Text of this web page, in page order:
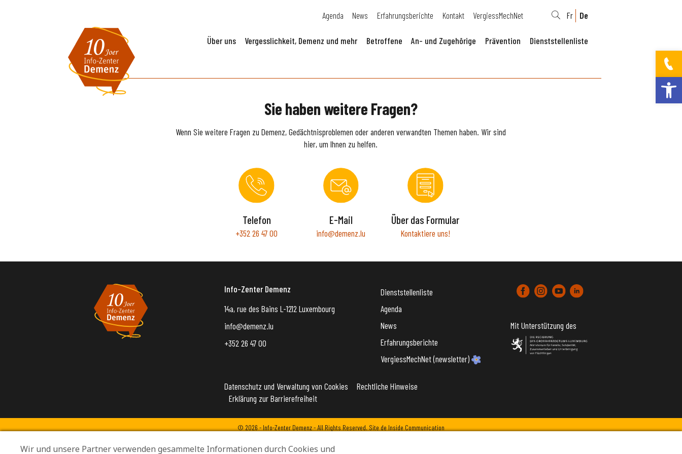
Agenda News Erfahrungsberichte Kontakt VergiessMechNet Fr De
Über uns Vergesslichkeit, Demenz und mehr Betroffene An- und Zugehörige Prävention Dienststellenliste
Sie haben weitere Fragen?
Wenn Sie weitere Fragen zu Demenz, Gedächtnisproblemen oder anderen verwandten Themen haben. Wir sind
hier, um Ihnen zu helfen.
Telefon
+352 26 47 00
E-Mail
info@demenz.lu
Über das Formular
Kontaktiere uns!
Info-Zenter Demenz
14a, rue des Bains L-1212 Luxembourg
info@demenz.lu
+352 26 47 00
Dienststellenliste
Agenda
News
Erfahrungsberichte
VergiessMechNet (newsletter)
Mit Unterstützung des
Datenschutz und Verwaltung von Cookies
Rechtliche Hinweise
Erklärung zur Barrierefreiheit
© 2026 - Info-Zenter Demenz - All Rights Reserved. Site deInside Communication
Wir und unsere Partner verwenden gesammelte Informationen durch Cookies und